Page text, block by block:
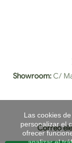
Showroom:C/
Correo
Las cookies
personalizar el
ofrecer